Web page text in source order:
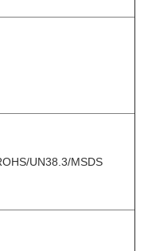
UN38.3/MSDS